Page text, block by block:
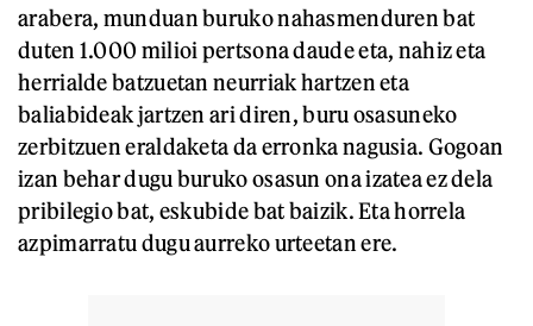
arabera, munduan buruko nahasmenduren bat
duten 1.000 milioi pertsona daude eta, nahiz eta
herrialde batzuetan neurriak hartzen eta
baliabideak jartzen ari diren, buru osasuneko
zerbitzuen eraldaketa da erronka nagusia. Gogoan
izan behar dugu buruko osasun ona izatea ez dela
pribilegio bat, eskubide bat baizik. Eta horrela
azpimarratu dugu aurreko urteetan ere.